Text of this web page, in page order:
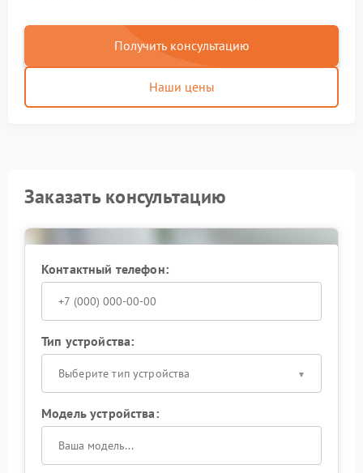
Получить консультацию
Наши цены
Заказать консультацию
Контактный телефон:
Тип устройства:
Выберите тип устройства
Модель устройства: